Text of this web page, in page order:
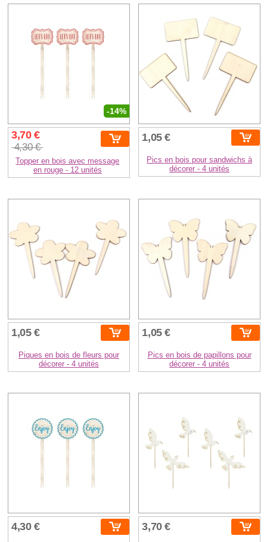
-14%
3,70 €
4,30 €
Topper en bois avec message
en rouge - 12 unités
1,05 €
Pics en bois pour sandwichs à
décorer - 4 unités
1,05 €
Piques en bois de fleurs pour
décorer - 4 unités
1,05 €
Pics en bois de papillons pour
décorer - 4 unités
4,30 € 3,70 €